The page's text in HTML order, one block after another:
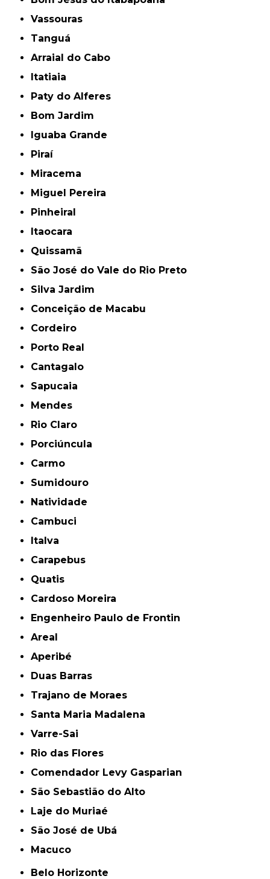
Vassouras
Tanguá
Arraial do Cabo
Itatiaia
Paty do Alferes
Bom Jardim
Iguaba Grande
Piraí
Miracema
Miguel Pereira
Pinheiral
Itaocara
Quissamã
São José do Vale do Rio Preto
Silva Jardim
Conceição de Macabu
Cordeiro
Porto Real
Cantagalo
Sapucaia
Mendes
Rio Claro
Porciúncula
Carmo
Sumidouro
Natividade
Cambuci
Italva
Carapebus
Quatis
Cardoso Moreira
Engenheiro Paulo de Frontin
Areal
Aperibé
Duas Barras
Trajano de Moraes
Santa Maria Madalena
Varre-Sai
Rio das Flores
Comendador Levy Gasparian
São Sebastião do Alto
Laje do Muriaé
São José de Ubá
Macuco
Belo Horizonte